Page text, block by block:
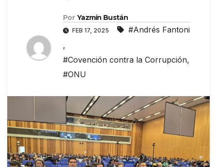
Por Yazmín Bustán
FEB 17, 2025
#Andrés Fantoni
,
#Covención contra la Corrupción,
#ONU